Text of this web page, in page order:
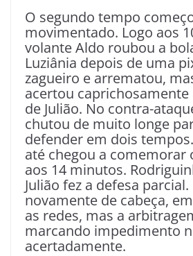
O segundo tempo
movimentado. Logo aos
volante Aldo roubou a
Luziânia depois de uma
zagueiro e arrematou,
acertou
de Julião. No contra-
chutou de muito longe
defender em dois
até chegou a comemorar
aos 14 minutos.
Julião fez a defesa
novamente de cabeça,
as redes, mas a
marcando impedimento
acertadamente.